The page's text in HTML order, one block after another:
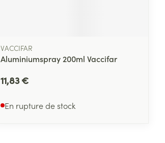
VACCIFAR
Aluminiumspray 200ml Vaccifar
11,83 €
En rupture de stock